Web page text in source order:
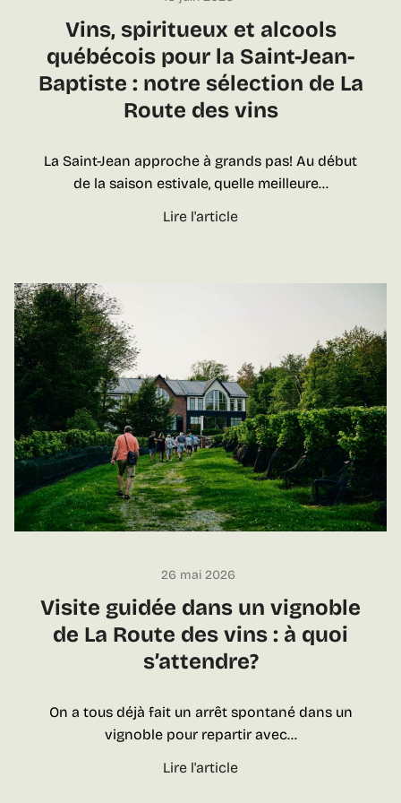
n
s
Vins, spiritueux et alcools
québécois pour la Saint-Jean-
Baptiste : notre sélection de La
Route des vins
La Saint-Jean approche à grands pas! Au début
de la saison estivale, quelle meilleure…
Lire l'articleV
i
r
i
t
u
e
u
x
l
c
o
l
s
Visite guidée dans un vignoble
de La Route des vins : à quoi
s’attendre?
26 mai 2026
On a tous déjà fait un arrêt spontané dans un
vignoble pour repartir avec…
Lire l'articleV